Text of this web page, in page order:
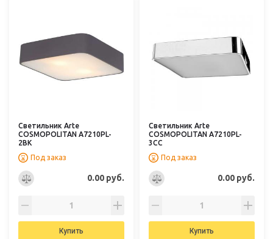
Светильник Arte
COSMOPOLITAN A7210PL-
2BK
Под заказ
0.00 руб.
Купить
Светильник Arte
COSMOPOLITAN A7210PL-
3CC
Под заказ
0.00 руб.
Купить